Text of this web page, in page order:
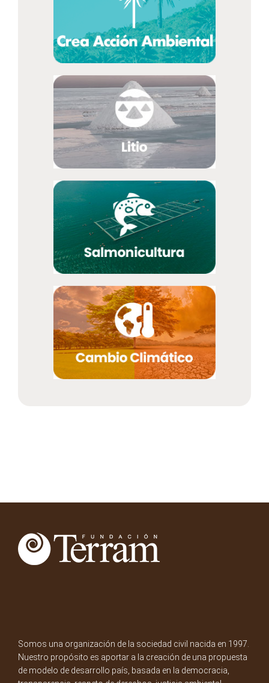
Somos una organización de la sociedad civil nacida en 1997.
Nuestro propósito es aportar a la creación de una propuesta
de modelo de desarrollo país, basada en la democracia,